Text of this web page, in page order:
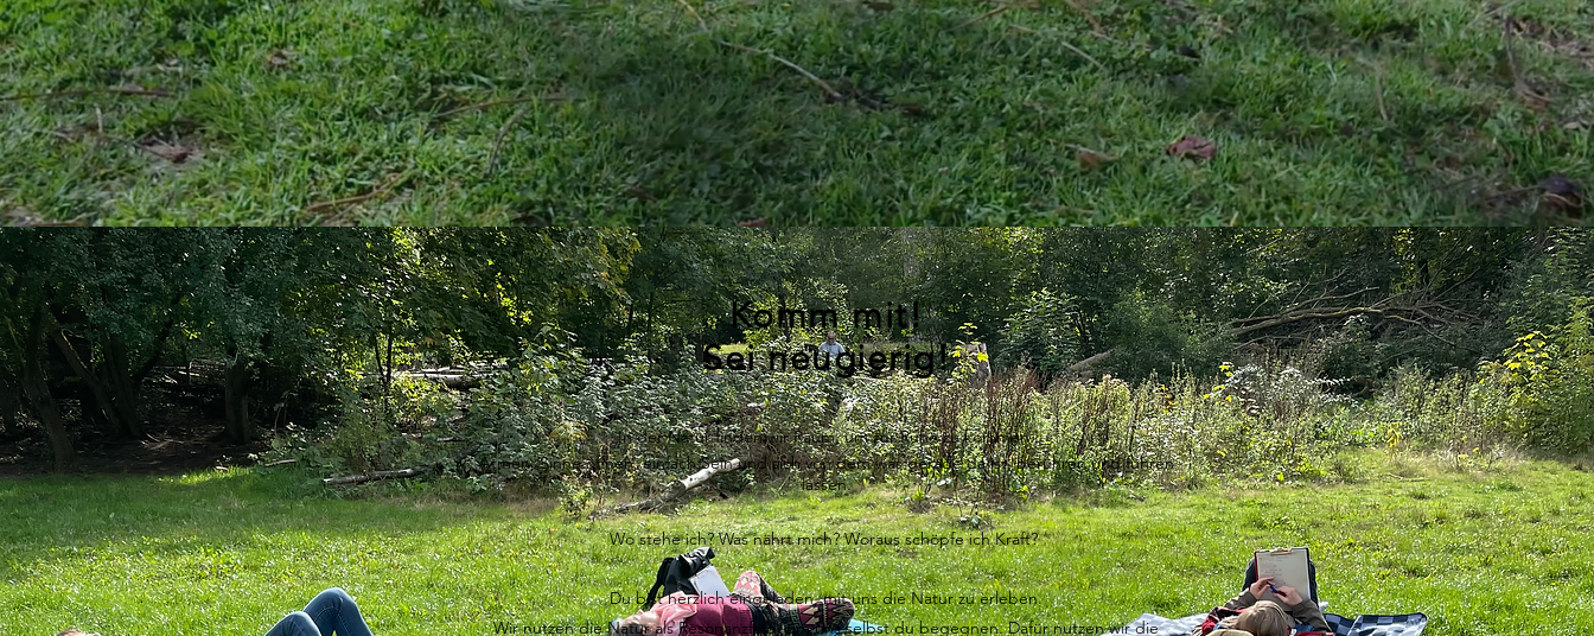
Komm mit!
Seineugierig!
In der Natur finden wir Raum, um zur Ruhe zu kommen.
Atmen, Sinne öffnen, einfach Sein und sich von dem was gerade da ist, berühren und führen
lassen.
Wo stehe ich? Was nährt mich? Woraus schöpfe ich Kraft?
Du bist herzlich eingeladen, mit uns die Natur zu erleben.
Wir nutzen die Natur als Resonanzfeld, um uns selbst du begegnen. Dafür nutzen wir die